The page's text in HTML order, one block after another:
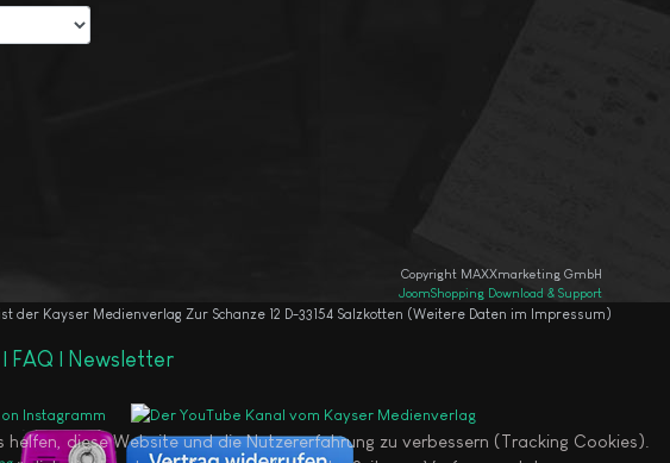
Copyright MAXXmarketing GmbH
JoomShopping Download & Support
Kayser Medienverlag Zur Schanze 12 D-33154 Salzkotten (Weitere Daten im Impressum)
FAQ | Newsletter
diese Website und die Nutzererfahrung zu verbessern (Tracking Cookies).